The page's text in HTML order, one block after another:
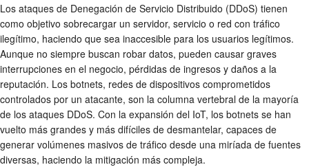
Los ataques de Denegación de Servicio Distribuido (DDoS) tienen
como objetivo sobrecargar un servidor, servicio o red con tráfico
ilegítimo, haciendo que sea inaccesible para los usuarios legítimos.
Aunque no siempre buscan robar datos, pueden causar graves
interrupciones en el negocio, pérdidas de ingresos y daños a la
reputación. Los botnets, redes de dispositivos comprometidos
controlados por un atacante, son la columna vertebral de la mayoría
de los ataques DDoS. Con la expansión del IoT, los botnets se han
vuelto más grandes y más difíciles de desmantelar, capaces de
generar volúmenes masivos de tráfico desde una miríada de fuentes
diversas, haciendo la mitigación más compleja.